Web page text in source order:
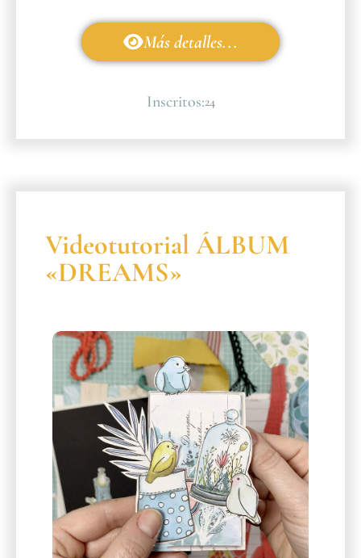
Más detalles...
Inscritos:24
Videotutorial ÁLBUM
«DREAMS»